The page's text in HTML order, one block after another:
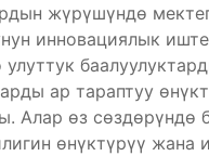
жүрүшүндө
инновациялык
улуттук
ар тараптуу
Алар өз сөздөрүндө
өнүктүрүү жана